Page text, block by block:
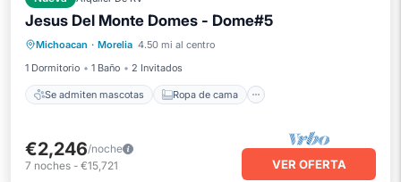
Jesus Del Monte Domes - Dome#5
Michoacan · Morelia 4.50 mi al centro
1 Dormitorio
1 Baño 2 Invitados
Se admiten mascotas Ropa de cama
Se admiten mascotas
Ropa de cama
Seguridad/Protección
€2,246/noche
7 noches - €15,721 VER OFERTA